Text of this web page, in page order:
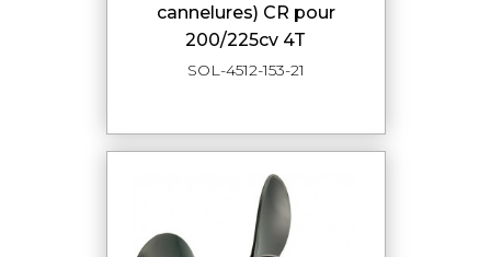
cannelures) CR pour
200/225cv 4T
SOL-4512-153-21